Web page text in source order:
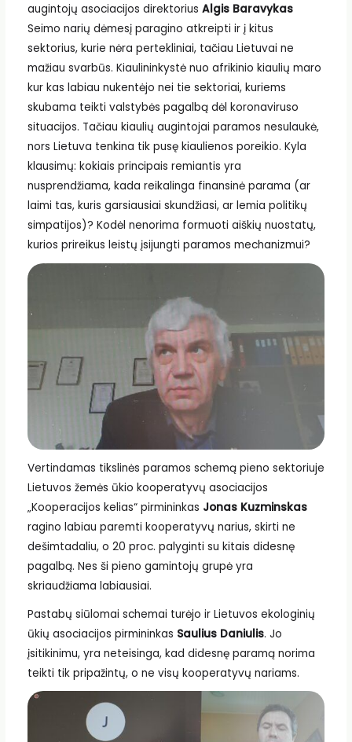
augintojų asociacijos direktorius Algis Baravykas
Seimo narių dėmesį paragino atkreipti ir į kitus
sektorius, kurie nėra pertekliniai, tačiau Lietuvai ne
mažiau svarbūs. Kiaulininkystė nuo afrikinio kiaulių maro
kur kas labiau nukentėjo nei tie sektoriai, kuriems
skubama teikti valstybės pagalbą dėl koronaviruso
situacijos. Tačiau kiaulių augintojai paramos nesulaukė,
nors Lietuva tenkina tik pusę kiaulienos poreikio. Kyla
klausimų: kokiais principais remiantis yra
nusprendžiama, kada reikalinga finansinė parama (ar
laimi tas, kuris garsiausiai skundžiasi, ar lemia politikų
simpatijos)? Kodėl nenorima formuoti aiškių nuostatų,
kurios prireikus leistų įsijungti paramos mechanizmui?
Vertindamas tikslinės paramos schemą pieno sektoriuje
Lietuvos žemės ūkio kooperatyvų asociacijos
„Kooperacijos kelias“ pirmininkas Jonas Kuzminskas
ragino labiau paremti kooperatyvų narius, skirti ne
dešimtadaliu, o 20 proc. palyginti su kitais didesnę
pagalbą. Nes ši pieno gamintojų grupė yra
skriaudžiama labiausiai.
Pastabų siūlomai schemai turėjo ir Lietuvos ekologinių
ūkių asociacijos pirmininkas Saulius Daniulis. Jo
įsitikinimu, yra neteisinga, kad didesnę paramą norima
teikti tik pripažintų, o ne visų kooperatyvų nariams.